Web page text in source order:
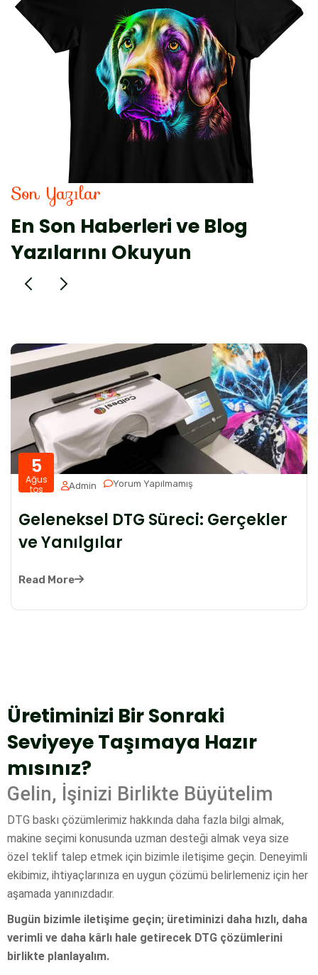
Son Yazılar
En Son Haberleri ve Blog
Yazılarını Okuyun
5
Ağus
tos
Admin Yorum Yapılmamış
Geleneksel DTG Süreci: Gerçekler
ve Yanılgılar
Read More
Üretiminizi Bir Sonraki
Seviyeye Taşımaya Hazır
mısınız?
Gelin, İşinizi Birlikte Büyütelim
DTG baskı çözümlerimiz hakkında daha fazla bilgi almak,
makine seçimi konusunda uzman desteği almak veya size
özel teklif talep etmek için bizimle iletişime geçin. Deneyimli
ekibimiz, ihtiyaçlarınıza en uygun çözümü belirlemeniz için her
aşamada yanınızdadır.
Bugün bizimle iletişime geçin; üretiminizi daha hızlı, daha
verimli ve daha kârlı hale getirecek DTG çözümlerini
birlikte planlayalım.